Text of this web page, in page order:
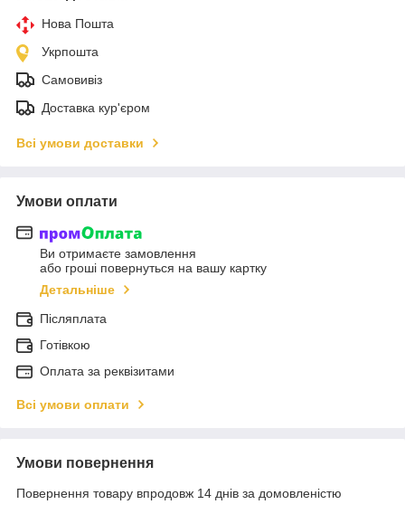
Нова Пошта
Укрпошта
Самовивіз
Доставка кур'єром
Всі умови доставки
Умови оплати
Ви отримаєте замовлення
або гроші повернуться на вашу картку
Детальніше
Післяплата
Готівкою
Оплата за реквізитами
Всі умови оплати
Умови повернення
Повернення товару впродовж 14 днів за домовленістю